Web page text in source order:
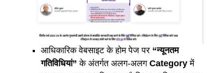
आधिकारिक वेबसाइट के होम पेज पर “न्यूनतम
गतिविधियां” के अंतर्गत अलग-अलग Categoryमें